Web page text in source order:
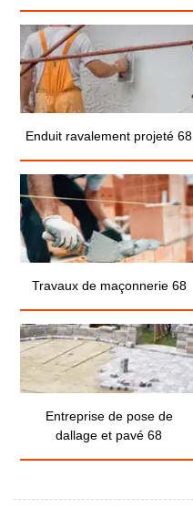
Enduit ravalement projeté 68
Travaux de maçonnerie 68
Entreprise de pose de
dallage et pavé 68